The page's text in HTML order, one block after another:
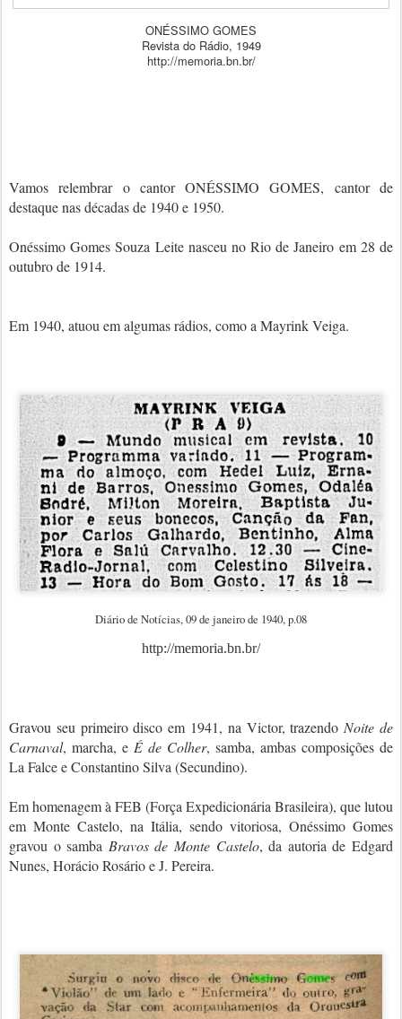
ONÉSSIMO GOMES
Revista do Rádio, 1949
http://memoria.bn.br/
Vamos relembrar o cantor ONÉSSIMO GOMES, cantor de
destaque nas décadas de 1940 e 1950.
Onéssimo Gomes Souza Leite nasceu no Rio de Janeiro em 28 de
outubro de 1914.
Em 1940, atuou em algumas rádios, como a Mayrink Veiga.
Diário de Notícias, 09 de janeiro de 1940, p.08
http://memoria.bn.br/
Gravou seu primeiro disco em 1941, na Victor, trazendo Noite de
Carnaval, marcha, e É de Colher, samba, ambas composições de
La Falce e Constantino Silva (Secundino).
Em homenagem à FEB (Força Expedicionária Brasileira), que lutou
em Monte Castelo, na Itália, sendo vitoriosa, Onéssimo Gomes
gravou o samba Bravos de Monte Castelo, da autoria de Edgard
Nunes, Horácio Rosário e J. Pereira.